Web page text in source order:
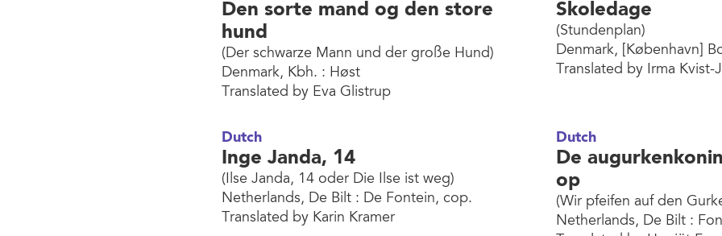
Den sorte mand og den store
hund
(Der schwarze Mann und der große Hund)
Denmark, Kbh. : Høst
Translated by Eva Glistrup
Skoledage
(Stundenplan)
Denmark, [København]
Translated by Irma Kvist-
Dutch
Inge Janda, 14
(Ilse Janda, 14 oder Die Ilse ist weg)
Netherlands, De Bilt : De Fontein, cop.
Translated by Karin Kramer
Dutch
De
op
(Wir pfeifen auf den
Netherlands, De Bilt :